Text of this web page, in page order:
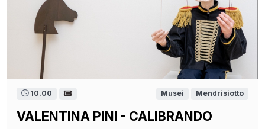
10.00 Musei Mendrisiotto
VALENTINA PINI - CALIBRANDO